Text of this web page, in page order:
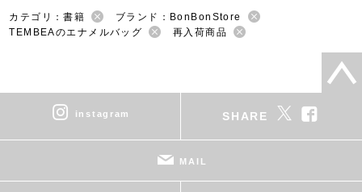
カテゴリ：書籍
ブランド：BonBonStore
TEMBEAのエナメルバッグ
再入荷商品
instagram SHARE
MAIL